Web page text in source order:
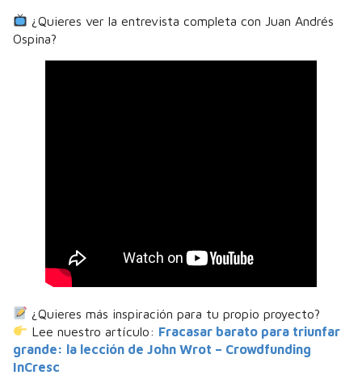
¿Quieres ver la entrevista completa con Juan Andrés
Ospina?
¿Quieres más inspiración para tu propio proyecto?
Lee nuestro artículo: Fracasar barato para triunfar
grande: la lección de John Wrot – Crowdfunding
InCresc